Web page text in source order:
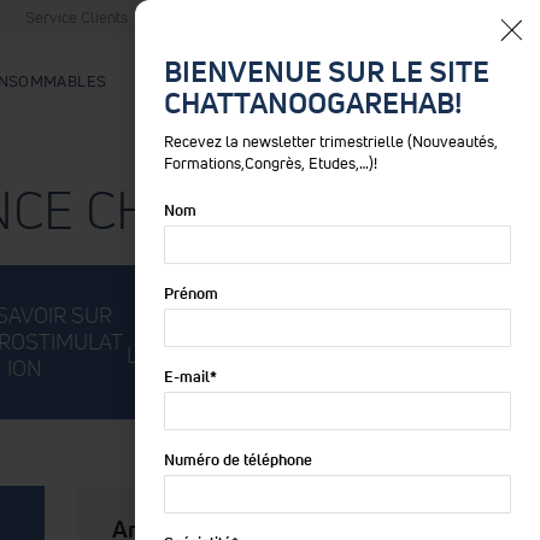
Rechercher
CHATTANOOGA®
SUR
ION
LA THÉRAPIE LASER
LES TABLES
Articles récents
BIENVENUE SUR LE SITE
CHATTANOOGAREHAB!
Recevez la newsletter trimestrielle (Nouveautés,
Formations,Congrès, Etudes,…)!
Nom
Prénom
E-mail*
Numéro de téléphone